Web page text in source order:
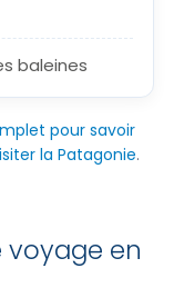
baleines
pour savoir
la Patagonie.
en